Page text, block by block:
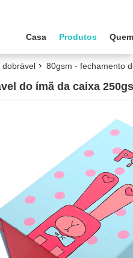
Casa Produtos
dobrável 80gsm - fechamento
do ímã da caixa